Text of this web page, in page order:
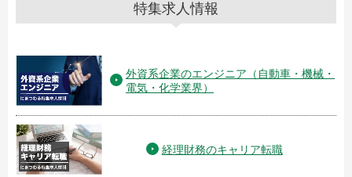
特集求人情報
外資系企業のエンジニア（自動車・機械・
電気・化学業界）
経理財務のキャリア転職